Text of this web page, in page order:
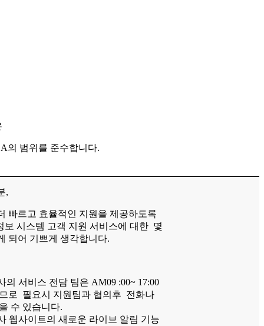
의 범위를 준수합니다.
,
빠르고 효율적인 지원을 제공하도록
시스템 고객 지원 서비스에 대한 몇
되어 기쁘게 생각합니다.
의 서비스 전담 팀은 AM09 :00~ 17:00
로 필요시 지원팀과 협의후 전화나
수 있습니다.
웹사이트의 새로운 라이브 알림 기능